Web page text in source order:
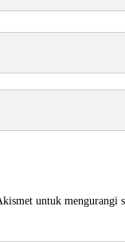
untuk mengurangi